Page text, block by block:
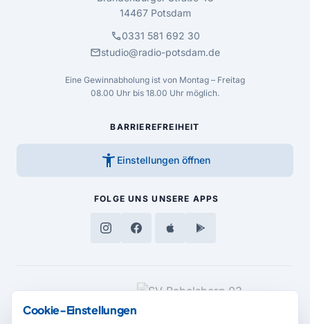
14467 Potsdam
call0331 581 692 30
mailstudio@radio-potsdam.de
Eine Gewinnabholung ist von Montag – Freitag
08.00 Uhr bis 18.00 Uhr möglich.
BARRIEREFREIHEIT
accessibility_new Einstellungen öffnen
FOLGE UNS UNSERE APPS
MEDIENPARTNER
Cookie-Einstellungen